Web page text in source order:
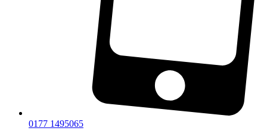
0177 1495065